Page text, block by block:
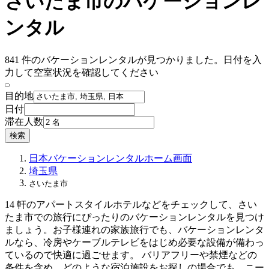
ンタル
841 件のバケーションレンタルが見つかりました。日付を入
力して空室状況を確認してください
目的地
日付
滞在人数
検索
日本バケーションレンタルホーム画面
埼玉県
さいたま市
14 軒のアパートスタイルホテルなどをチェックして、さい
たま市での旅行にぴったりのバケーションレンタルを見つけ
ましょう。お子様連れの家族旅行でも、バケーションレンタ
ルなら、冷房やケーブルテレビをはじめ必要な設備が備わっ
ているので快適に過ごせます。 バリアフリーや禁煙などの